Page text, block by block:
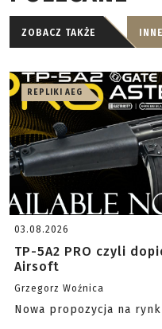
ZOBACZ TAKŻE
REPLIKI AEG
03.08.2026
TP-5A2 PRO czyli
Airsoft
Grzegorz Woźnica
Nowa propozycja na